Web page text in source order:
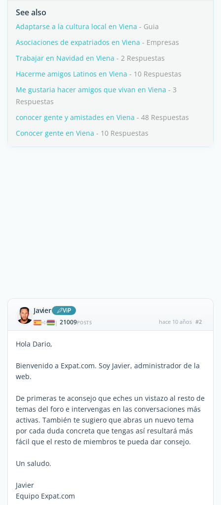
See also
Adaptarse a la cultura local en Viena - Guia
Asociaciones de expatriados en Viena - Empresas
Trabajar en Navidad en Viena - 2 Respuestas
Hacerme amigos Latinos en Viena - 10 Respuestas
Me gustaria hacer amigos que vivan en Viena - 3
Respuestas
conocer gente y amistades en Viena - 48 Respuestas
Conocer gente en Viena - 10 Respuestas
Javier ViP
| 21009POSTS hace 10 años #2
Hola Dario,
Bienvenido a Expat.com. Soy Javier, administrador de la
web.
De primeras te aconsejo que eches un vistazo al resto de
temas del foro e intervengas en las conversaciones más
activas. También te sugiero que abras un nuevo tema
por cada duda concreta que tengas así resultará más
fácil que el resto de miembros te pueda dar consejo.
Un saludo.
Javier
Equipo Expat.com